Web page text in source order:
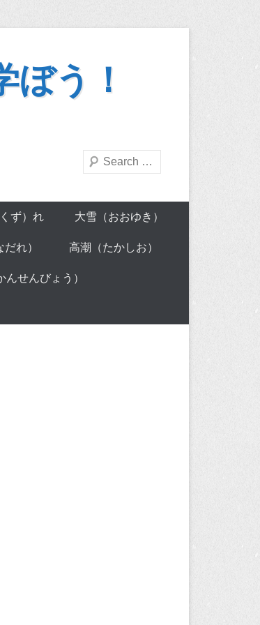
う！
Search
ず）れ 大雪（おおゆき）
れ） 高潮（たかしお）
んせんびょう）